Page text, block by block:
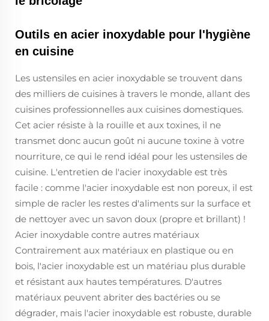
Outils en acier inoxydable pour l'hygiène
en cuisine
Les ustensiles en acier inoxydable se trouvent dans
des milliers de cuisines à travers le monde, allant des
cuisines professionnelles aux cuisines domestiques.
Cet acier résiste à la rouille et aux toxines, il ne
transmet donc aucun goût ni aucune toxine à votre
nourriture, ce qui le rend idéal pour les ustensiles de
cuisine. L'entretien de l'acier inoxydable est très
facile : comme l'acier inoxydable est non poreux, il est
simple de racler les restes d'aliments sur la surface et
de nettoyer avec un savon doux (propre et brillant) !
Acier inoxydable contre autres matériaux
Contrairement aux matériaux en plastique ou en
bois, l'acier inoxydable est un matériau plus durable
et résistant aux hautes températures. D'autres
matériaux peuvent abriter des bactéries ou se
dégrader, mais l'acier inoxydable est robuste, durable